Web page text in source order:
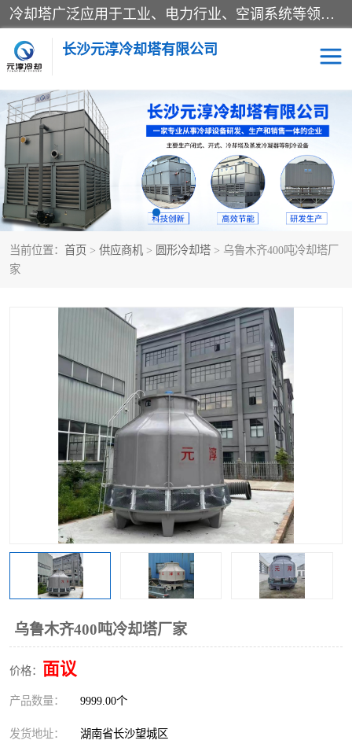
冷却塔广泛应用于工业、电力行业、空调系统等领域。在电力行业中，用于冷却发电机组的循环水；在工业生产中，如化工、冶金等行业，可降低生产过程中产生的热量；在空调系统中，为空调设备提供冷却水源
长沙元淳冷却塔有限公司
当前位置： 首页 > 供应商机 > 圆形冷却塔 > 乌鲁木齐400吨冷却塔厂
家
乌鲁木齐400吨冷却塔厂家
价格： 面议
产品数量： 9999.00个
发货地址： 湖南省长沙望城区
方形开式冷却塔 圆形冷却塔
闭式冷却塔 水箱
电控箱 水泵
板式换热器